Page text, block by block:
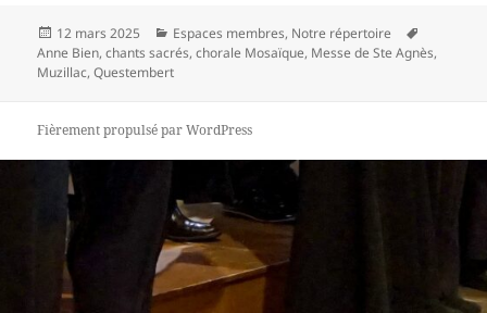
Publié
le
12 mars 2025 Catégories
Espaces membres, Notre répertoire
clés
Anne Bien,chants sacrés,chorale Mosaïque, Messe de Ste Agnès,
Muzillac,Questembert
Fièrement propulsé par WordPress